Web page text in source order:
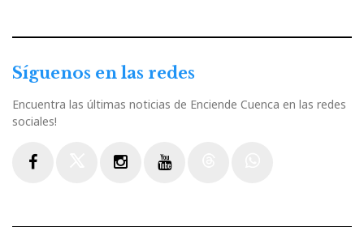
Síguenos en las redes
Encuentra las últimas noticias de Enciende Cuenca en las redes
sociales!